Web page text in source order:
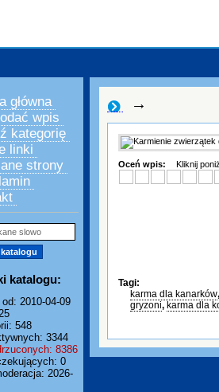
główna
wpis
kategorię
linki
strony
katalogu:
2010-04-09
548
3344
8386
0
2026-
→
Oceń wpis: Kliknij
Tagi:
karma dla kanarków
gryzoni, karma dla